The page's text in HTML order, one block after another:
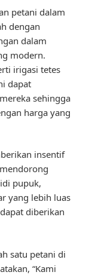
petani dalam
dengan
dalam
modern.
irigasi tetes
dapat
sehingga
harga yang
insentif
pupuk,
yang lebih luas
diberikan
satu petani di
“Kami